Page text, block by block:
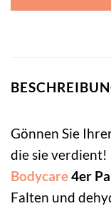
Gönnen Sie
die sie verdient!
Bodycare4er
Falten und